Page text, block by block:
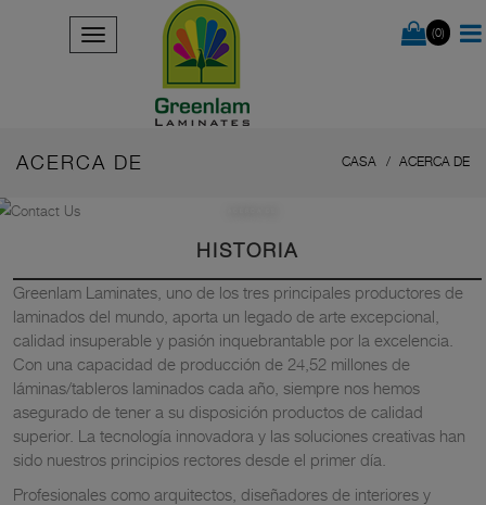
(0)
ACERCA DE CASA ACERCA DE
HISTORIA
Greenlam Laminates, uno de los tres principales productores de
laminados del mundo, aporta un legado de arte excepcional,
calidad insuperable y pasión inquebrantable por la excelencia.
Con una capacidad de producción de 24,52 millones de
láminas/tableros laminados cada año, siempre nos hemos
asegurado de tener a su disposición productos de calidad
superior. La tecnología innovadora y las soluciones creativas han
sido nuestros principios rectores desde el primer día.
Profesionales como arquitectos, diseñadores de interiores y